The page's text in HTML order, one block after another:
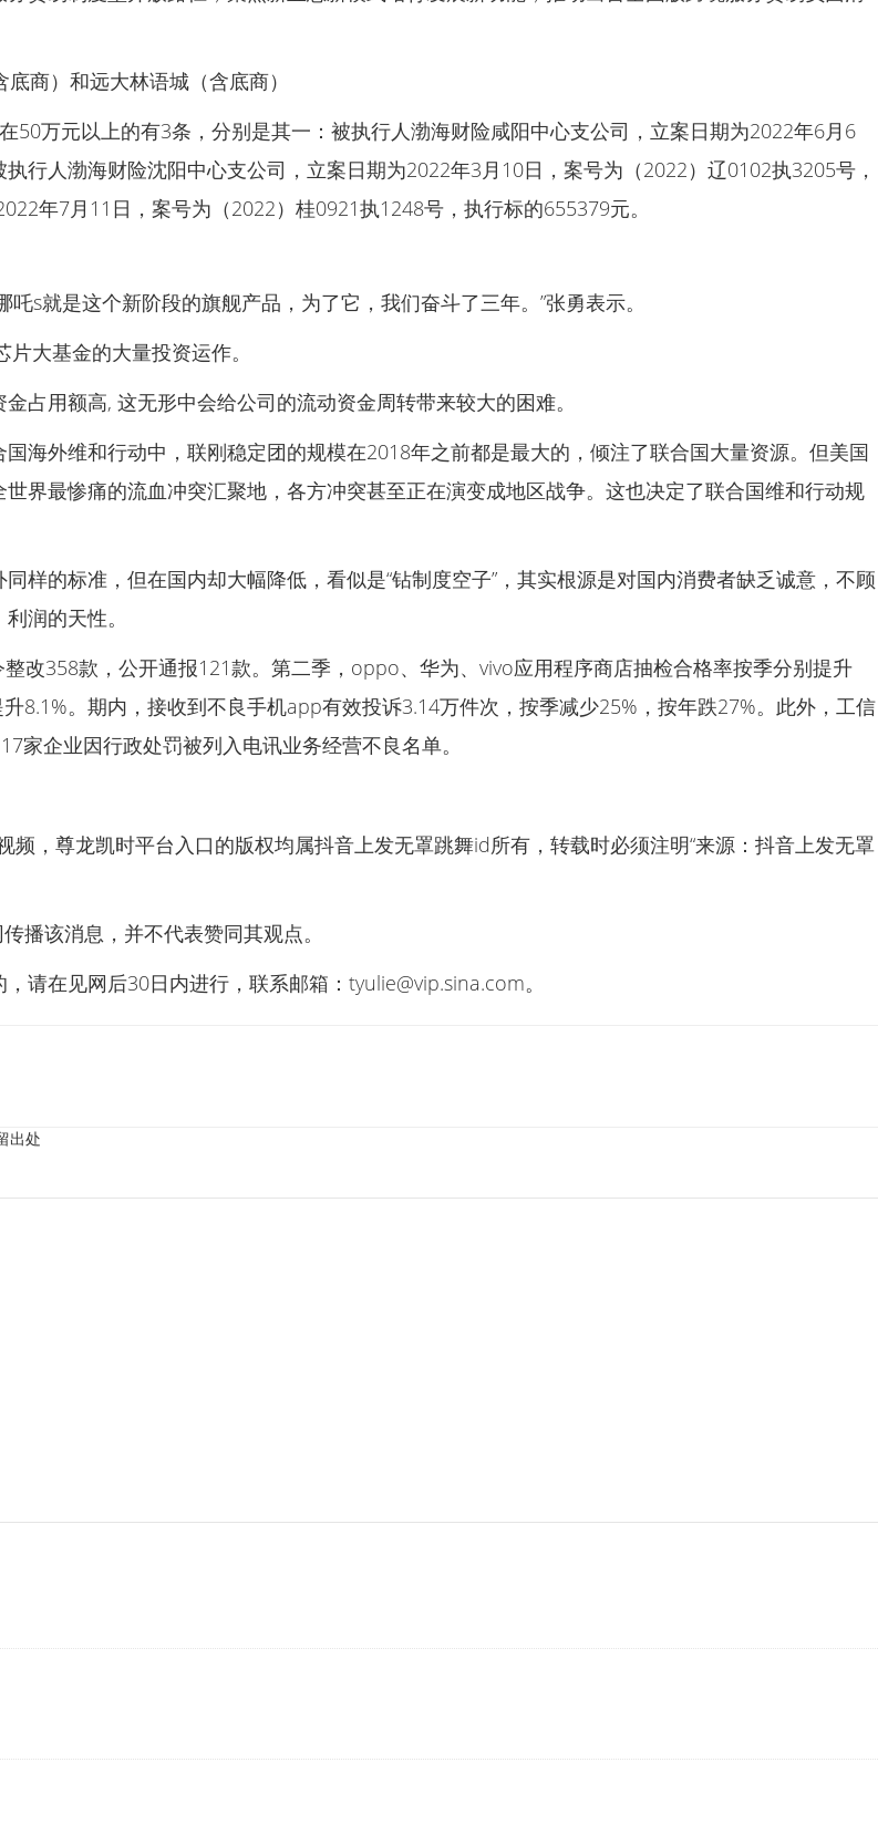
商）和远大林语城（含底商）
万元以上的有3条，分别是其一：被执行人渤海财险咸阳中心支公司，立案日期为2022年6月6
行人渤海财险沈阳中心支公司，立案日期为2022年3月10日，案号为（2022）辽0102执3205号，
年7月11日，案号为（2022）桂0921执1248号，执行标的655379元。
s就是这个新阶段的旗舰产品，为了它，我们奋斗了三年。”张勇表示。
大基金的大量投资运作。
占用额高, 这无形中会给公司的流动资金周转带来较大的困难。
海外维和行动中，联刚稳定团的规模在2018年之前都是最大的，倾注了联合国大量资源。但美国
界最惨痛的流血冲突汇聚地，各方冲突甚至正在演变成地区战争。这也决定了联合国维和行动规
样的标准，但在国内却大幅降低，看似是“钻制度空子”，其实根源是对国内消费者缺乏诚意，不顾
润的天性。
改358款，公开通报121款。第二季，oppo、华为、vivo应用程序商店抽检合格率按季分别提升
8.1%。期内，接收到不良手机app有效投诉3.14万件次，按季减少25%，按年跌27%。此外，工信
家企业因行政处罚被列入电讯业务经营不良名单。
，尊龙凯时平台入口的版权均属抖音上发无罩跳舞id所有，转载时必须注明“来源：抖音上发无罩
播该消息，并不代表赞同其观点。
请在见网后30日内进行，联系邮箱： tyulie@vip.sina.com。
出处